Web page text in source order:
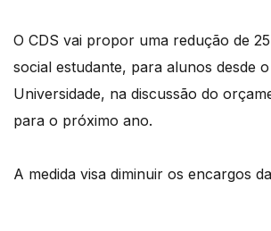
O CDS vai propor uma redução de
social estudante, para alunos desde
Universidade, na discussão do
para o próximo ano.
A medida visa diminuir os encargos